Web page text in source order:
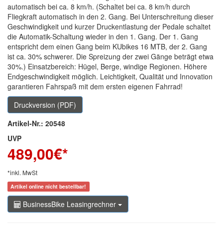
automatisch bei ca. 8 km/h. (Schaltet bei ca. 8 km/h durch
Fliegkraft automatisch in den 2. Gang. Bei Unterschreitung dieser
Geschwindigkeit und kurzer Druckentlastung der Pedale schaltet
die Automatik-Schaltung wieder in den 1. Gang. Der 1. Gang
entspricht dem einen Gang beim KUbikes 16 MTB, der 2. Gang
ist ca. 30% schwerer. Die Spreizung der zwei Gänge beträgt etwa
30%.) Einsatzbereich: Hügel, Berge, windige Regionen. Höhere
Endgeschwindigkeit möglich. Leichtigkeit, Qualität und Innovation
garantieren Fahrspaß mit dem ersten eigenen Fahrrad!
Druckversion (PDF)
Artikel-Nr.: 20548
UVP
489,00€*
*inkl. MwSt
Artikel online nicht bestellbar!
BusinessBike Leasingrechner